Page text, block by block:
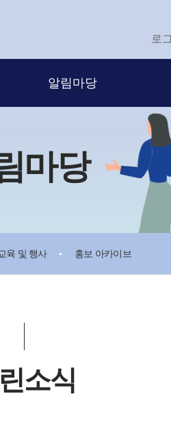
로
알림마당
마당
육 및 행사 홍보 아카이브
소식